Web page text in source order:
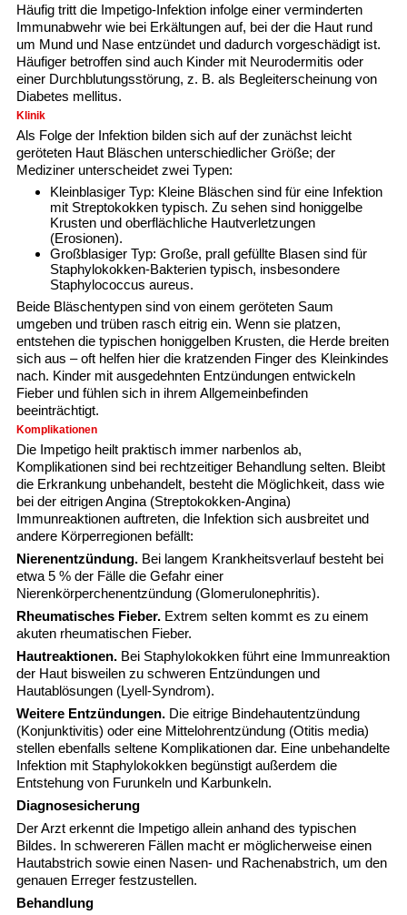
Häufig tritt die Impetigo-Infektion infolge einer verminderten
Immunabwehr wie bei Erkältungen auf, bei der die Haut rund
um Mund und Nase entzündet und dadurch vorgeschädigt ist.
Häufiger betroffen sind auch Kinder mit Neurodermitis oder
einer Durchblutungsstörung, z. B. als Begleiterscheinung von
Diabetes mellitus.
Klinik
Als Folge der Infektion bilden sich auf der zunächst leicht
geröteten Haut Bläschen unterschiedlicher Größe; der
Mediziner unterscheidet zwei Typen:
Kleinblasiger Typ: Kleine Bläschen sind für eine Infektion
mit Streptokokken typisch. Zu sehen sind honiggelbe
Krusten und oberflächliche Hautverletzungen
(Erosionen).
Großblasiger Typ: Große, prall gefüllte Blasen sind für
Staphylokokken-Bakterien typisch, insbesondere
Staphylococcus aureus.
Beide Bläschentypen sind von einem geröteten Saum
umgeben und trüben rasch eitrig ein. Wenn sie platzen,
entstehen die typischen honiggelben Krusten, die Herde breiten
sich aus – oft helfen hier die kratzenden Finger des Kleinkindes
nach. Kinder mit ausgedehnten Entzündungen entwickeln
Fieber und fühlen sich in ihrem Allgemeinbefinden
beeinträchtigt.
Komplikationen
Die Impetigo heilt praktisch immer narbenlos ab,
Komplikationen sind bei rechtzeitiger Behandlung selten. Bleibt
die Erkrankung unbehandelt, besteht die Möglichkeit, dass wie
bei der eitrigen Angina (Streptokokken-Angina)
Immunreaktionen auftreten, die Infektion sich ausbreitet und
andere Körperregionen befällt:
Nierenentzündung.Bei langem Krankheitsverlauf besteht bei
etwa 5 % der Fälle die Gefahr einer
Nierenkörperchenentzündung (Glomerulonephritis).
Rheumatisches Fieber.Extrem selten kommt es zu einem
akuten rheumatischen Fieber.
Hautreaktionen.Bei Staphylokokken führt eine Immunreaktion
der Haut bisweilen zu schweren Entzündungen und
Hautablösungen (Lyell-Syndrom).
Weitere Entzündungen.Die eitrige Bindehautentzündung
(Konjunktivitis) oder eine Mittelohrentzündung (Otitis media)
stellen ebenfalls seltene Komplikationen dar. Eine unbehandelte
Infektion mit Staphylokokken begünstigt außerdem die
Entstehung von Furunkeln und Karbunkeln.
Diagnosesicherung
Der Arzt erkennt die Impetigo allein anhand des typischen
Bildes. In schwereren Fällen macht er möglicherweise einen
Hautabstrich sowie einen Nasen- und Rachenabstrich, um den
genauen Erreger festzustellen.
Behandlung